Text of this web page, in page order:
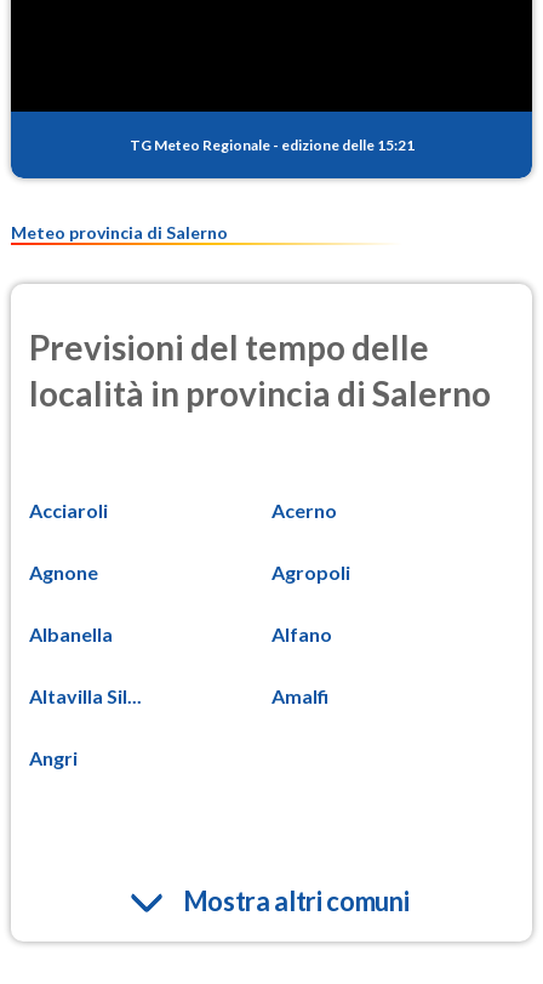
TG Meteo Regionale - edizione delle 15:21
Meteo provincia di Salerno
Previsioni del tempo delle
località in provincia di Salerno
Acciaroli Acerno
Agnone Agropoli
Albanella Alfano
Altavilla Sil... Amalfi
Angri
Mostra altri comuni